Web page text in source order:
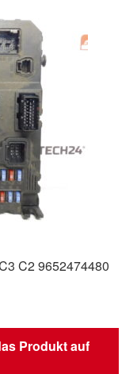
C2 9652474480
Produkt auf